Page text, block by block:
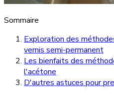
Sommaire
Exploration des
vernis semi-permanent
Les bienfaits des
l'acétone
D'autres astuces pour